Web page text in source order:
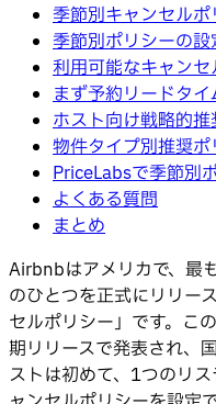
季節別キャンセル
季節別ポリシーの
利用可能なキャン
まず予約リードタ
ホスト向け戦略的推
物件タイプ別推奨
PriceLabsで季節別
よくある質問
まとめ
Airbnbはアメリカで、最
のひとつを正式にリリー
セルポリシー」です。こ
期リリースで発表され、
ストは初めて、1つのリ